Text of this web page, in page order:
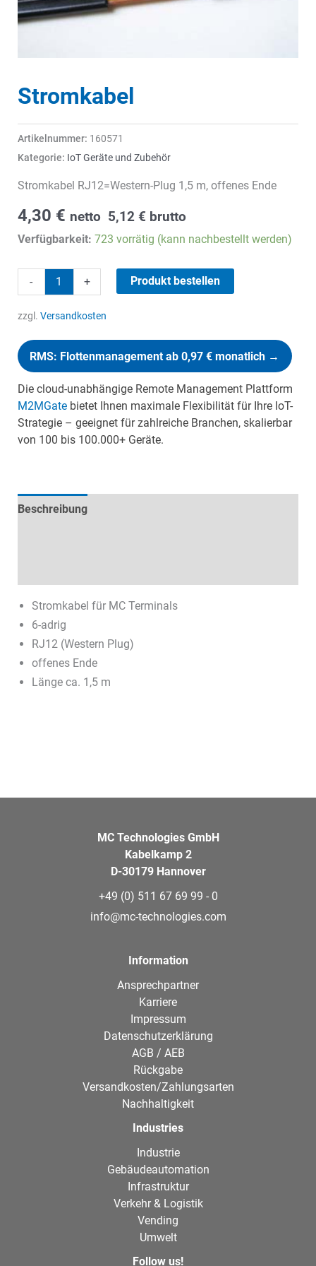
Stromkabel
Artikelnummer: 160571
Kategorie: IoT Geräte und Zubehör
Stromkabel RJ12=Western-Plug 1,5 m, offenes Ende
4,30 € netto 5,12 € brutto
Verfügbarkeit: 723 vorrätig (kann nachbestellt werden)
-
Stromkabel
Menge
+ Produkt bestellen
zzgl. Versandkosten
RMS: Flottenmanagement ab 0,97 € monatlich →
Die cloud-unabhängige Remote Management Plattform
M2MGatebietet Ihnen maximale Flexibilität für Ihre IoT-
Strategie – geeignet für zahlreiche Branchen, skalierbar
von 100 bis 100.000+ Geräte.
Beschreibung
Stromkabel für MC Terminals
6-adrig
RJ12 (Western Plug)
offenes Ende
Länge ca. 1,5 m
MC Technologies GmbH
Kabelkamp 2
D-30179 Hannover
+49 (0) 511 67 69 99 - 0
info@mc-technologies.com
Information
Ansprechpartner
Karriere
Impressum
Datenschutzerklärung
AGB / AEB
Rückgabe
Versandkosten/Zahlungsarten
Nachhaltigkeit
Industries
Industrie
Gebäudeautomation
Infrastruktur
Verkehr & Logistik
Vending
Umwelt
Follow us!